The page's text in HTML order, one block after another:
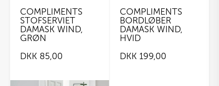
COMPLIMENTS
STOFSERVIET
DAMASK WIND,
GRØN
DKK 85,00
COMPLIMENTS
BORDLØBER
DAMASK WIND,
HVID
DKK 199,00